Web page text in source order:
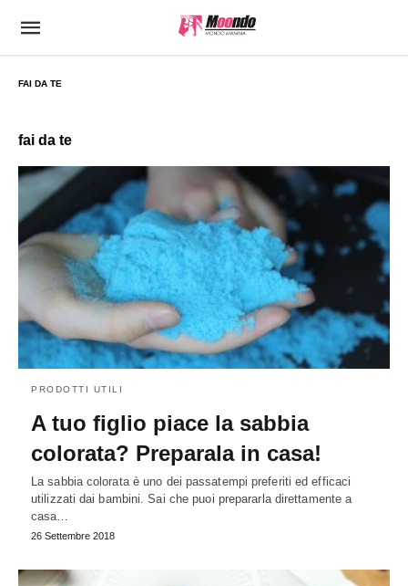
FAI DA TE
fai da te
PRODOTTI UTILI
A tuo figlio piace la sabbia
colorata? Preparala in casa!
La sabbia colorata è uno dei passatempi preferiti ed efficaci
utilizzati dai bambini. Sai che puoi prepararla direttamente a
casa…
26 Settembre 2018